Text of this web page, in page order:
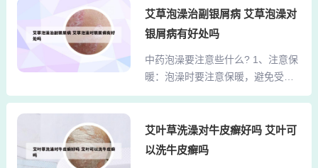
防止伤口感染。它能杀灭皮肤上的
果，且使用后无副作用，治疗效果
显著。 改善机体氧气不足 臭氧油能
增加血细胞活性，提高血液携...
或皮肤科专家的意见。硫磺粉具有
一定的刺激性，使用时需避免接触
接触，应立即用清水冲洗并就医。
硫磺性酸、温、有毒，外用能杀虫
止痒。可用于治疗疥癣、湿疹、皮
产生硫化氢和五硫磺酸，能杀灭疥
虫和霉菌。消毒杀菌作用：升华硫
艾草泡澡治副银屑病 艾草泡澡对
银屑病有好处吗
中药泡澡要注意些什么? 1、注意保
暖：泡澡时要注意保暖，避免受
寒、风吹，防止感冒。时间选择：
泡澡易导致虚弱晕倒，饱腹泡澡会
影响消化。皮肤过敏处理：泡澡过
艾叶草洗澡对牛皮癣好吗 艾叶可
以洗牛皮癣吗